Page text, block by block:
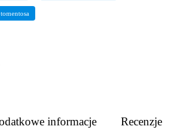
informacje Recenzje